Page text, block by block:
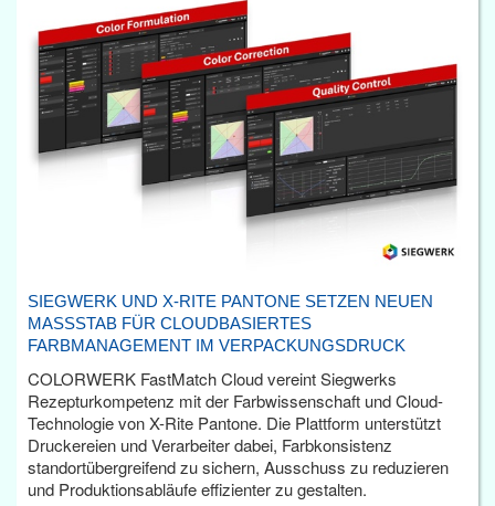
SIEGWERK UND X-RITE PANTONE SETZEN NEUEN
MASSSTAB FÜR CLOUDBASIERTES F
ARBMANAGEMENT IM VERPACKUNGSDRUCK
COLORWERK FastMatch Cloud vereint Siegwerks
Rezepturkompetenz mit der Farbwissenschaft und Cloud-
Technologie von X-Rite Pantone. Die Plattform unterstützt
Druckereien und Verarbeiter dabei, Farbkonsistenz
standortübergreifend zu sichern, Ausschuss zu reduzieren
und Produktionsabläufe effizienter zu gestalten.